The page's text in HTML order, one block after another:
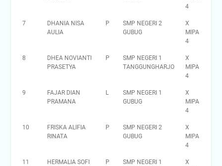
4
7
DHANIA NISA
AULIA
P
SMP NEGERI 2
GUBUG
X
MIPA
4
8
DHEA NOVIANTI
PRASETYA
P
SMP NEGERI 1
TANGGUNGHARJO
X
MIPA
4
9
FAJAR DIAN
PRAMANA
L
SMP NEGERI 1
GUBUG
X
MIPA
4
10
FRISKA ALIFIA
RINATA
P
SMP NEGERI 2
GUBUG
X
MIPA
4
11
HERMALIA SOFI
P
SMP NEGERI 1
X